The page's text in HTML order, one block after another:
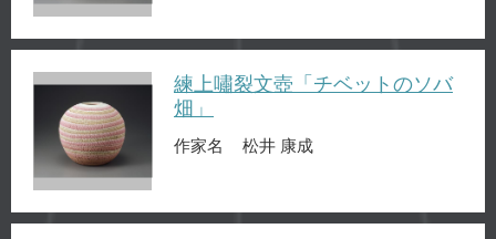
練上嘯裂文壺「チベットのソバ
畑」
作家名 松井 康成